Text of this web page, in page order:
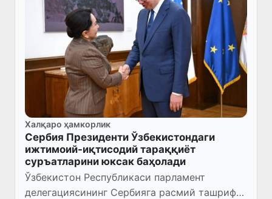
Халқаро ҳамкорлик
Сербия Президенти Ўзбекистондаги
ижтимоий-иқтисодий тараққиёт
суръатларини юксак баҳолади
Ўзбекистон Республикаси парламент
делегациясининг Сербияга расмий ташрифи